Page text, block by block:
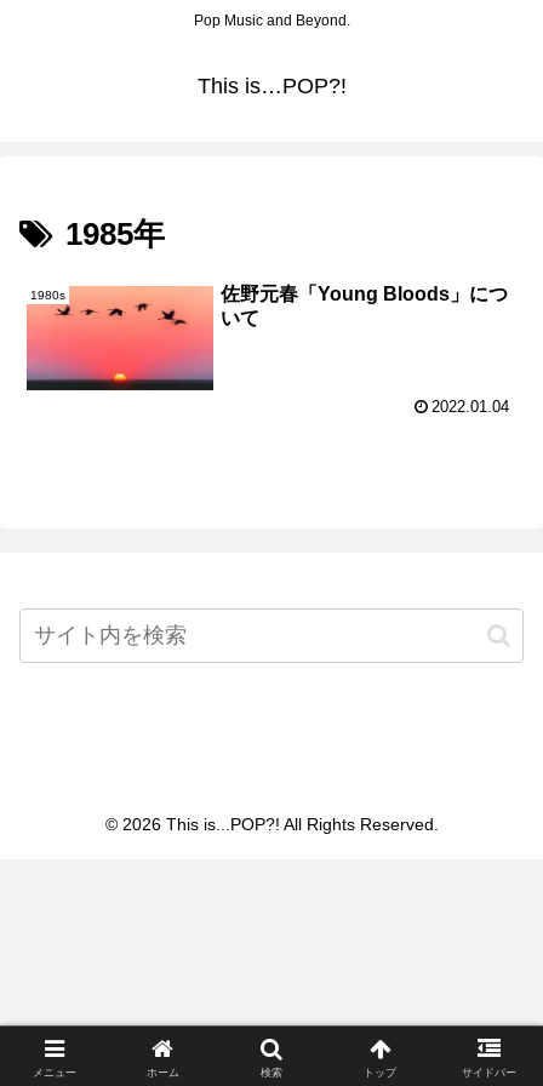
Pop Music and Beyond.
This is…POP?!
1985年
1980s
佐野元春「Young Bloods」につ
いて
2022.01.04
© 2026 This is...POP?! All Rights Reserved.
メニュー ホーム 検索 トップ サイドバー